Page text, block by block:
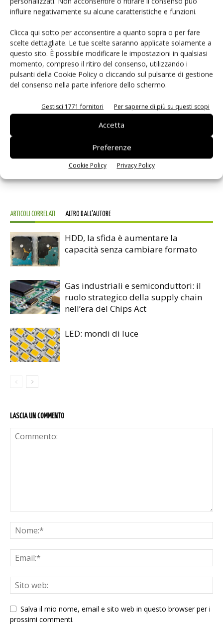
influire negativamente su alcune caratteristiche e funzioni.
Clicca qui sotto per acconsentire a quanto sopra o per fare
scelte dettagliate. Le tue scelte saranno applicate solamente a
questo sito. È possibile modificare le impostazioni in qualsiasi
momento, compreso il ritiro del consenso, utilizzando i
pulsanti della Cookie Policy o cliccando sul pulsante di gestione
del consenso nella parte inferiore dello schermo.
Gestisci 1771 fornitori Per saperne di più su questi scopi
Accetta
Preferenze
Cookie Policy Privacy Policy
consumabili come flussanti e detergenti non è questione di
durabilità in campo — elementi che oggi pesano in modo
crescente sulla competitività del prodotto.
TAG consumables-pv Emil Otto
flux-soldering
solar-manufacturing
Thermal management topcon-cells
Twitter
ARTICOLI CORRELATI ALTRO DALL'AUTORE
HDD, la sfida è aumentare la
capacità senza cambiare formato
Gas industriali e semiconduttori: il
ruolo strategico della supply chain
nell’era del Chips Act
LED: mondi di luce
LASCIA UN COMMENTO
Salva il mio nome, email e sito web in questo browser per i
prossimi commenti.